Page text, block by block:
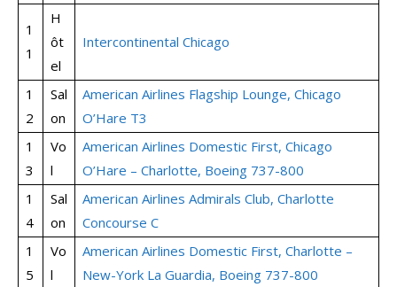
1
1
H
ôt
el
Intercontinental Chicago
1
2
Sal
on
American Airlines Flagship Lounge, Chicago
O’Hare T3
1
3
Vo
l
American Airlines Domestic First, Chicago
O’Hare – Charlotte, Boeing 737-800
1
4
Sal
on
American Airlines Admirals Club, Charlotte
Concourse C
1
5
Vo
l
American Airlines Domestic First, Charlotte –
New-York La Guardia, Boeing 737-800